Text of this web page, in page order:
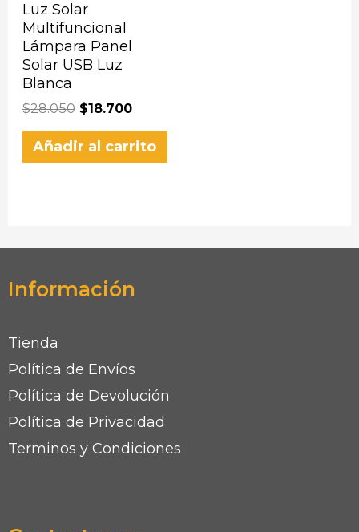
Luz Solar
Multifuncional
Lámpara Panel
Solar USB Luz
Blanca
$28.050 $18.700
Añadir al carrito
Información
Tienda
Política de Envíos
Política de Devolución
Política de Privacidad
Terminos y Condiciones